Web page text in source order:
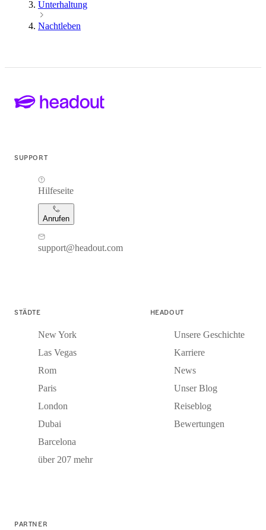
Unterhaltung
Nachtleben
SUPPORT
Hilfeseite
Anrufen
support@headout.com
STÄDTE
New York
Las Vegas
Rom
Paris
London
Dubai
Barcelona
über 207 mehr
HEADOUT
Unsere Geschichte
Karriere
News
Unser Blog
Reiseblog
Bewertungen
PARTNER